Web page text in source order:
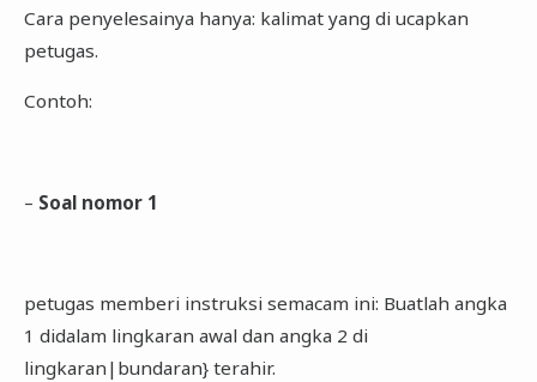
Cara penyelesainya hanya: kalimat yang di ucapkan
petugas.
Contoh:
– Soal nomor 1
petugas memberi instruksi semacam ini: Buatlah angka
1 didalam lingkaran awal dan angka 2 di
lingkaran|bundaran} terahir.